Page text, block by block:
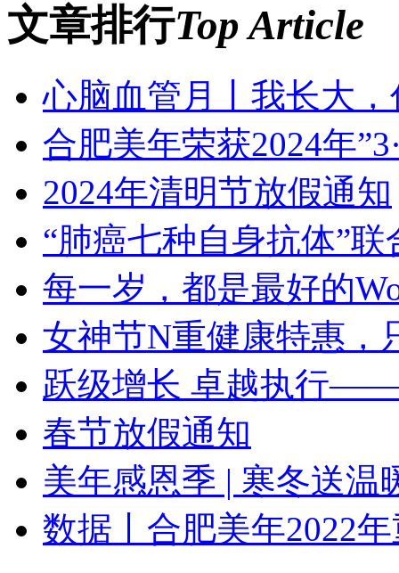
文章排行Top Article
心脑血管月丨我长大
合肥美年荣获2024年
2024年清明节放假通知
“肺癌七种自身抗体”
每一岁，都是最好的
女神节N重健康特惠，
跃级增长 卓越执行——
春节放假通知
美年感恩季 | 寒冬送温
数据丨合肥美年2022